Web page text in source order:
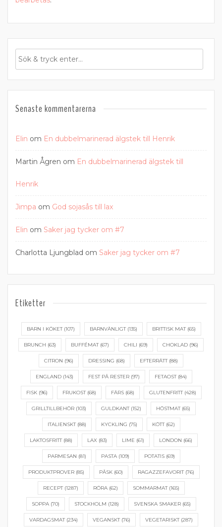
Senaste kommentarerna
Elin om En dubbelmarinerad älgstek till Henrik
Martin Ågren om En dubbelmarinerad älgstek till
Henrik
Jimpa om God sojasås till lax
Elin om Saker jag tycker om #7
Charlotta Ljungblad om Saker jag tycker om #7
Etiketter
BARN I KÖKET(107) BARNVÄNLIGT(135) BRITTISK MAT(65)
BRUNCH (63) BUFFÉMAT(67) CHILI (69) CHOKLAD (96)
CITRON (96) DRESSING (68) EFTERRÄTT(88)
ENGLAND(143) FEST PÅ RESTER(97) FETAOST(84)
FISK(96) FRUKOST(68) FÄRS(68) GLUTENFRITT(428)
GRILLTILLBEHÖR (103) GULDKANT(152) HÖSTMAT(65)
ITALIENSKT(88) KYCKLING (75) KÖTT(62)
LAKTOSFRITT(88) LAX (83) LIME (61) LONDON (66)
PARMESAN (81) PASTA(109) POTATIS(69)
PRODUKTPROVER(85) PÅSK(60) RAGAZZEFAVORIT(76)
RECEPT(1287) RÖRA(62) SOMMARMAT(165)
SOPPA(70) STOCKHOLM (128) SVENSKA SMAKER(65)
VARDAGSMAT(234) VEGANSKT(76) VEGETARISKT(287)